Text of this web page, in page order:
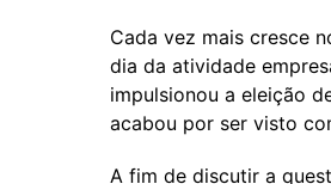
Cada vez mais cresce
dia da atividade
impulsionou a eleição
acabou por ser visto
A fim de discutir a